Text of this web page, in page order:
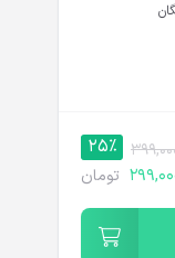
25%
تومان